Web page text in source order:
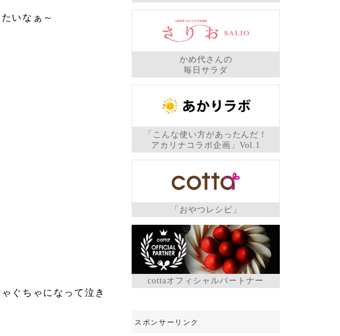
いなぁ～
ぐちゃになって泣き
かめ代さんの
毎日サラダ
「こんな使い方があったんだ！
アカリナコラボ企画」Vol.1
「おやつレシピ」
cottaオフィシャルパートナー